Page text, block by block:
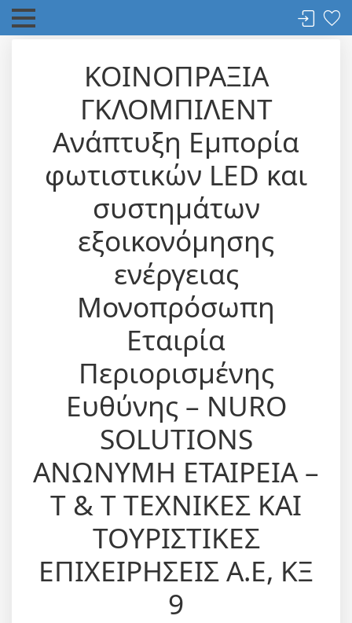
ΚΟΙΝΟΠΡΑΞΙΑ
ΓΚΛΟΜΠΙΛΕΝΤ
Ανάπτυξη Εμπορία
φωτιστικών LED και
συστημάτων
εξοικονόμησης
ενέργειας
Μονοπρόσωπη
Εταιρία
Περιορισμένης
Ευθύνης – NURO
SOLUTIONS
ΑΝΩΝΥΜΗ ΕΤΑΙΡΕΙΑ –
Τ & Τ TEXNIKΕΣ ΚΑΙ
TOYΡIΣTIKΕΣ
ΕΠΙΧΕΙΡΗΣΕΙΣ A.E, ΚΞ
9